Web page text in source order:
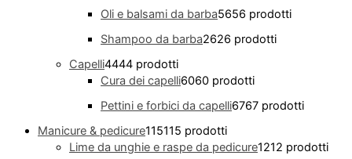
Oli e balsami da barba5656 prodotti
Shampoo da barba2626 prodotti
Capelli4444 prodotti
Cura dei capelli6060 prodotti
Pettini e forbici da capelli6767 prodotti
Manicure & pedicure115115 prodotti
Lime da unghie e raspe da pedicure1212 prodotti